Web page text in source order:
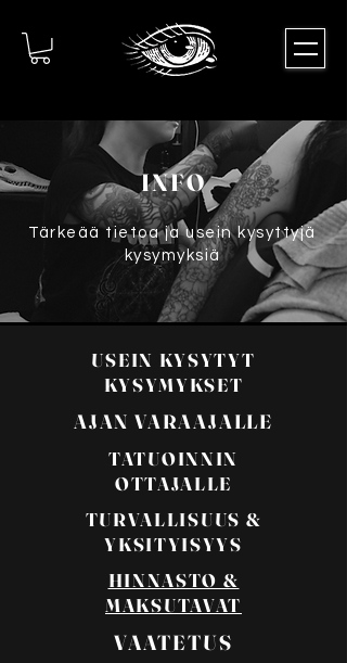
INFO
Tärkeää tietoa ja usein kysyttyjä
kysymyksiä
USEIN KYSYTYT
KYSYMYKSET
AJAN VARAAJALLE
TATUOINNIN
OTTAJALLE
TURVALLISUUS &
YKSITYISYYS
HINNASTO &
MAKSUTAVAT
VAATETUS